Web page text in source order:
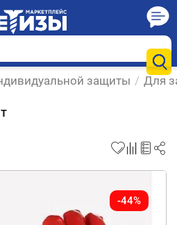
защиты / Для
-44%